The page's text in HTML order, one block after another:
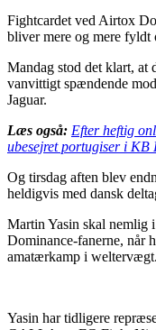
Fightcardet ved Airtox
bliver mere og mere fyldt
Mandag stod det klart, at
vanvittigt spændende
Jaguar.
Læs også: Efter heftig
ubesejret portugiser i KB
Og tirsdag aften blev
heldigvis med dansk
Martin Yasin skal nemlig
Dominance-fanerne, når
amatærkamp i weltervægt.
Yasin har tidligere